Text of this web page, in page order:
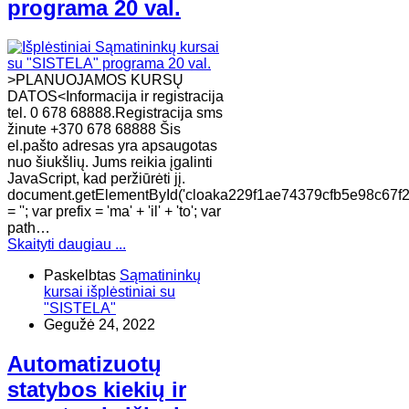
programa 20 val.
>PLANUOJAMOS KURSŲ
DATOS<Informacija ir registracija
tel. 0 678 68888.Registracija sms
žinute +370 678 68888 Šis
el.pašto adresas yra apsaugotas
nuo šiukšlių. Jums reikia įgalinti
JavaScript, kad peržiūrėti jį.
= ''; var prefix = 'ma' + 'il' + 'to'; var
path…
Skaityti daugiau ...
Paskelbtas Sąmatininkų
kursai išplėstiniai su
"SISTELA"
Gegužė 24, 2022
Automatizuotų
statybos kiekių ir